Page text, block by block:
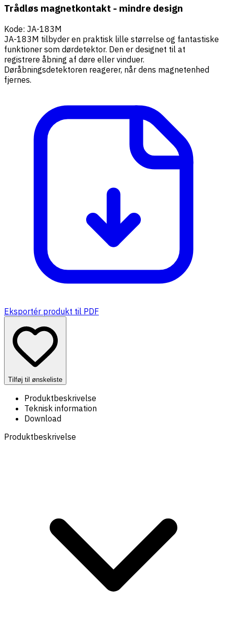
Trådløs magnetkontakt - mindre design
Kode: JA-183M
JA-183M tilbyder en praktisk lille størrelse og fantastiske
funktioner som dørdetektor. Den er designet til at
registrere åbning af døre eller vinduer.
Døråbningsdetektoren reagerer, når dens magnetenhed
fjernes.
Eksportér produkt til PDF
Tilføj til ønskeliste
Produktbeskrivelse
Teknisk information
Download
Produktbeskrivelse